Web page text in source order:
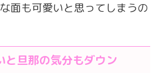
面も可愛いと思ってしまうの
と旦那の気分もダウン